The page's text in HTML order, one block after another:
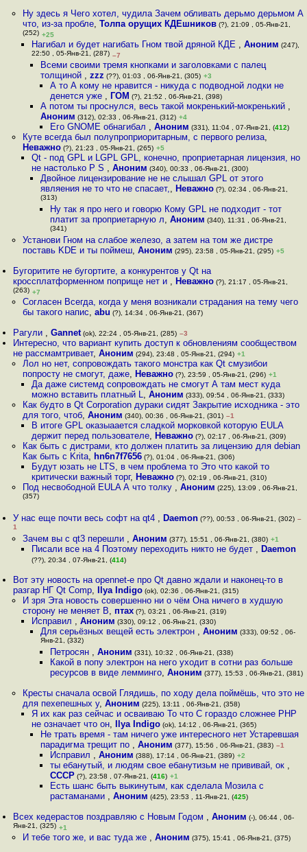
Ну здесь я Чего хотел, чyдила Зачем обливать дeрьмо дeрьмом А
что, из-за пробле, Толпа орущих КДЕшников(?), 21:09 , 05-Янв-21,
(252) +25
Нагибал и будет нагибать Гном твой дряной КДЕ , Аноним (247),
22:50 , 05-Янв-21, (287) –7
Всеми своими тремя кнопками и заголовками с палец
толщиной ,zzz (??), 01:03 , 06-Янв-21, (305) +3
А то А кому не нравится - никуда с подводной лодки не
денется уже , ГОМ (?), 21:52 , 06-Янв-21, (398)
А потом ты проснулся, весь такой мокренький-мокренький ,
Аноним (312), 02:33 , 06-Янв-21, (312) +4
Его GNOME обнагибал , Аноним (331), 11:04 , 07-Янв-21, (412)
Куте всегда был полупроприоритарным, с первого релиза,
Неважно(?), 21:23 , 05-Янв-21, (265) +5
Qt - под GPL и LGPL GPL, конечно, проприетарная лицензия, но
не настолько P S , Аноним (340), 00:33 , 06-Янв-21, (300)
Двойное лицензирование не не слышал GPL от этого
являения не то что не спасает,, Неважно (?), 02:34 , 06-Янв-21,
(313)
Ну так я про него и говорю Кому GPL не подходит - тот
платит за проприетарную л, Аноним (340), 11:31 , 06-Янв-21,
(341)
Установи Гном на слабое железо, а затем на том же дистре
поставь KDE и ты поймеш, Аноним (295), 23:58 , 05-Янв-21, (295) +5
Бугоритите не бугортите, а конкурентов у Qt на
кроссплатформенном поприще нет и , Неважно (?), 21:17 , 05-Янв-21,
(263) +7
Согласен Всегда, когда у меня возникали страдания на тему чего
бы такого напис, abu (?), 14:34 , 06-Янв-21, (367)
Рагули ,Gannet (ok), 22:24 , 05-Янв-21, (285) –3
Интересно, что вариант купить доступ к обновлениям сообществом
не рассмамтривает,Аноним (294), 23:48 , 05-Янв-21, (294) +1
Лол но нет, сопровождать такого монстра как Qt смузибои
попросту не смогут, даже, Неважно(?), 23:59 , 05-Янв-21, (296) +1
Да даже системд сопровождать не смогут А там мест куда
можно вставить платный L, Аноним (333), 09:54 , 06-Янв-21, (333)
Как будто в Qt Corporation дураки сидят Закрытие исходника - это
для того, чтоб, Аноним (340), 00:36 , 06-Янв-21, (301) –1
В итоге GPL оказыаается сладкой морковкой которую EULA
держит перед пользователе, Неважно(?), 02:17 , 06-Янв-21, (309)
Как быть с дистрами, кто должен платить за лицензию для debian
Как быть с Krita, hn6n7f7656(?), 01:04 , 06-Янв-21, (306)
Будут юзать не LTS, в чем проблема то Это что какой то
критически важный торг, Неважно(?), 02:19 , 06-Янв-21, (310)
Под несвободной EULA А что толку , Аноним (225), 13:09 , 06-Янв-21,
(357)
У нас еще почти весь софт на qt4 , Daemon (??), 00:53 , 06-Янв-21, (302) –
1
Зачем вы с qt3 перешли , Аноним (377), 15:51 , 06-Янв-21, (380) +1
Писали все на 4 Поэтому переходить никто не будет , Daemon
(??), 20:34 , 07-Янв-21, (414)
Вот эту новость на opennet-е про Qt давно ждали и наконец-то в
разгар НГ Qt Comp, Ilya Indigo (ok), 02:36 , 06-Янв-21, (315)
И зря Эта новость совершенно ни о чём Она ничего в худшую
сторону не меняет В, птах(?), 03:21 , 06-Янв-21, (319)
Исправил , Аноним (330), 09:12 , 06-Янв-21, (330)
Для серьёзных вещей есть электрон ,Аноним (333), 09:52 , 06-
Янв-21, (332)
Петросян , Аноним (331), 10:32 , 06-Янв-21, (338)
Какой в попу электрон на него уходит в сотни раз больше
ресурсов в виде лемминго, Аноним (377), 15:53 , 06-Янв-21, (381)
Кресты сначала освой Глядишь, по ходу дела поймёшь, что это не
для пехепешных у, Аноним (225), 13:11 , 06-Янв-21, (358)
Я их как раз сейчас и осваиваю То что C гораздо сложнее PHP
не означает что он, Ilya Indigo(ok), 14:12 , 06-Янв-21, (365)
Не трать время - там ничего уже интересного нет Устаревшая
парадигма трещит по ,Аноним (377), 15:56 , 06-Янв-21, (383) –1
Исправил , Аноним (388), 17:14 , 06-Янв-21, (389) +2
ты ебанутый, и людям свое ебанутизьм не прививай, ок ,
СССР(?), 23:58 , 07-Янв-21, (416) +1
Есть шанс быть выкинутым, как сделала Мозила с
растаманами , Аноним (425), 23:53 , 11-Янв-21, (425)
Всех кедерастов поздравляю с Новым Годом ,Аноним (-), 06:44 , 06-
Янв-21, (325) +1
И тебе того же, и вас туда же , Аноним (375), 15:41 , 06-Янв-21, (375)